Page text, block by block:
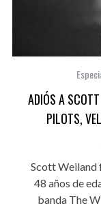
ADIÓS A
PILOTS,
Scott Weiland
48 años de
banda The